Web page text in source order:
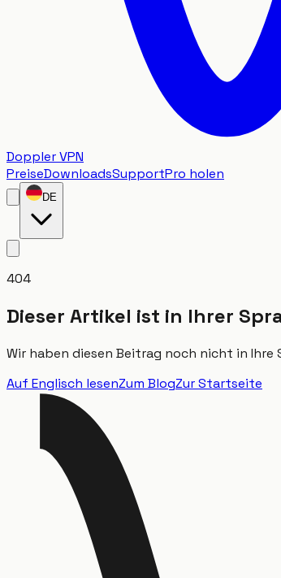
Doppler VPN
PreiseDownloadsSupportPro holen
DE
404
Dieser Artikel ist in Ihrer
Wir haben diesen Beitrag noch nicht in
Auf Englisch lesenZum BlogZur Startseite